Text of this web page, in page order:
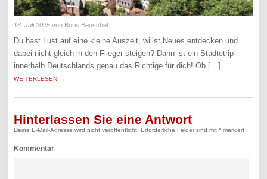
18. Juli 2025 von Boris Beuschel
Du hast Lust auf eine kleine Auszeit, willst Neues entdecken und
dabei nicht gleich in den Flieger steigen? Dann ist ein Städtetrip
innerhalb Deutschlands genau das Richtige für dich! Ob […]
WEITERLESEN →
Hinterlassen Sie eine Antwort
Deine E-Mail-Adresse wird nicht veröffentlicht. Erforderliche Felder sind mit* markiert
Kommentar